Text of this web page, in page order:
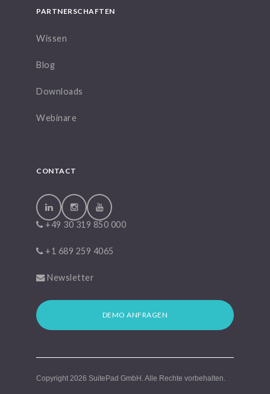
PARTNERSCHAFTEN
Wissen
Blog
Downloads
Webinare
CONTACT
+49 30 319 850 000
+1 689 259 4065
Newsletter
DEMO ANFRAGEN
Copyright 2026 SuitePad GmbH . Alle Rechte vorbehalten.